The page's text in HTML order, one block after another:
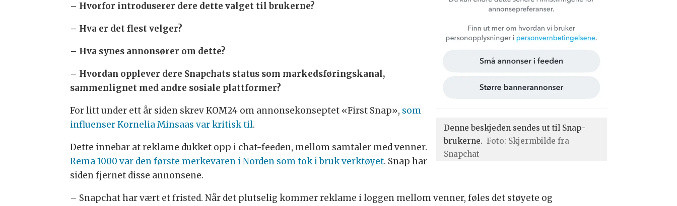
Denne beskjeden sendes ut til Snap-
brukerne. Foto: Skjermbilde fra
Snapchat
– Hvorfor introduserer dere dette valget til brukerne?
– Hva er det flest velger?
– Hva synes annonsører om dette?
– Hvordan opplever dere Snapchats status som markedsføringskanal,
sammenlignet med andre sosiale plattformer?
For litt under ett år siden skrev KOM24 om annonsekonseptet «First Snap», som
influenser Kornelia Minsaas var kritisk til.
Dette innebar at reklame dukket opp i chat-feeden, mellom samtaler med venner.
Rema 1000 var den første merkevaren i Norden som tok i bruk verktøyet. Snap har
siden fjernet disse annonsene.
– Snapchat har vært et fristed. Når det plutselig kommer reklame i loggen mellom venner, føles det støyete og